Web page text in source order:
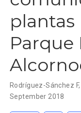
plantas
Parque
Rodríguez-Sánchez F,
September 2018